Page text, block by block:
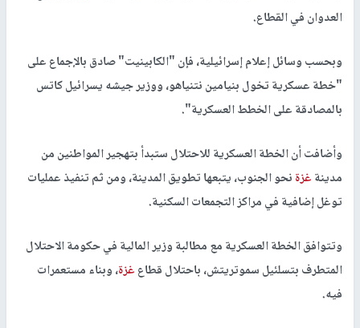
العدوان في القطاع.
وبحسب وسائل إعلام إسرائيلية، فإن "الكابينيت" صادق بالإجماع على
"خطة عسكرية تخول بنيامين نتنياهو، ووزير جيشه يسرائيل كاتس
بالمصادقة على الخطط العسكرية".
وأضافت أن الخطة العسكرية للاحتلال ستبدأ بتهجير المواطنين من
مدينةغزةنحو الجنوب، يتبعها تطويق المدينة، ومن ثم تنفيذ عمليات
توغل إضافية في مراكز التجمعات السكنية.
وتتوافق الخطة العسكرية مع مطالبة وزير المالية في حكومة الاحتلال
المتطرف بتسلئيل سموتريتش، باحتلال قطاعغزة، وبناء مستعمرات
فيه.